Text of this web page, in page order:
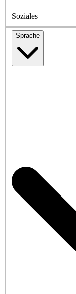
Soziales
Sprache